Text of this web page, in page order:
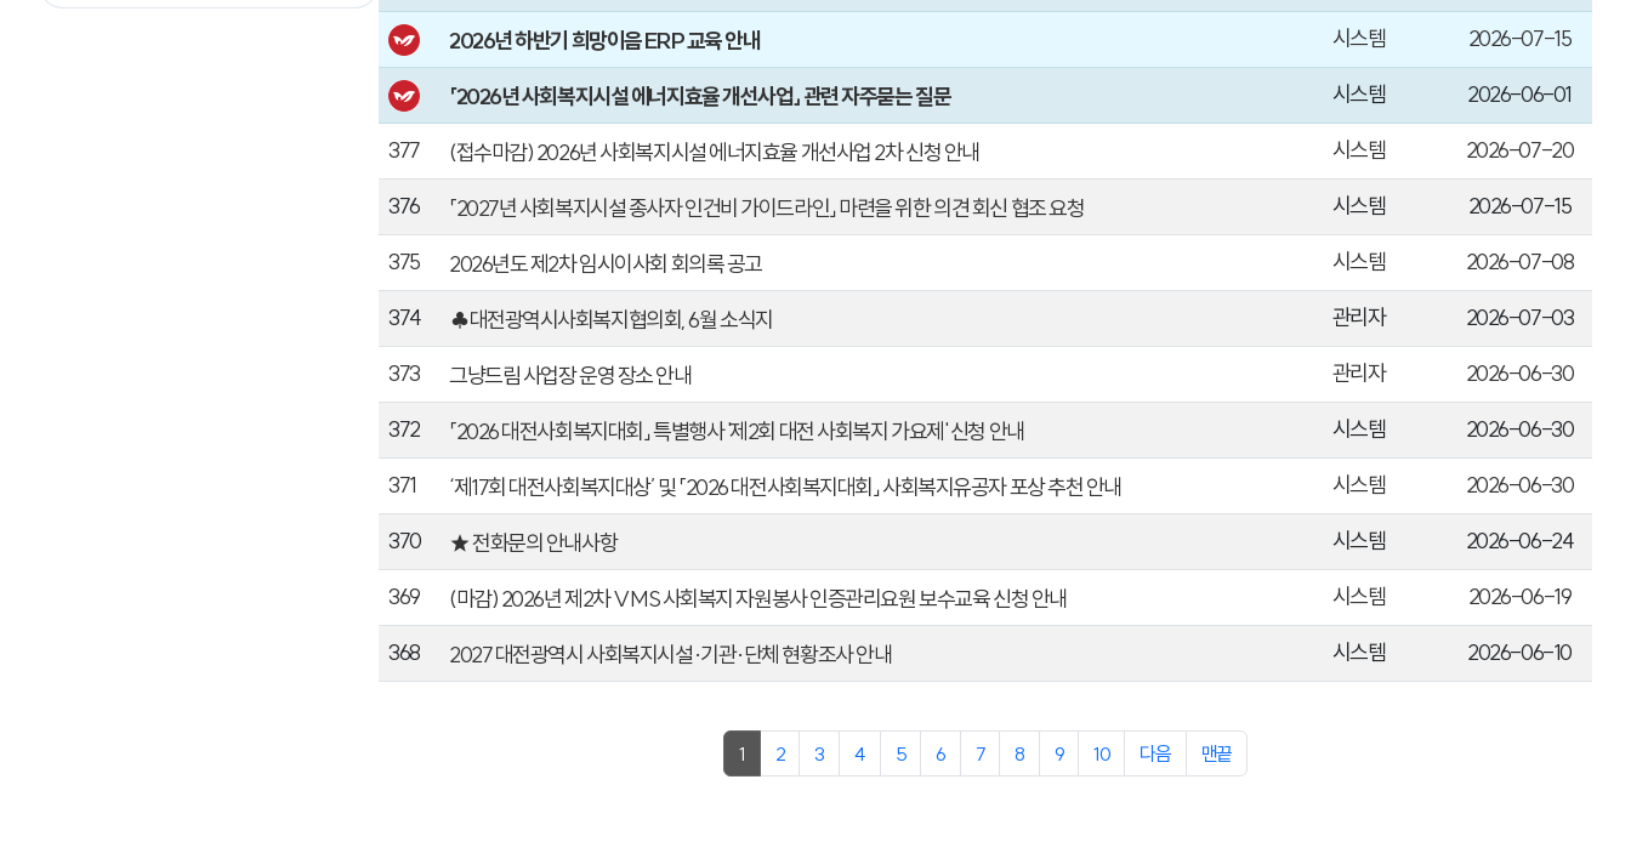
2026년 하반기 희망이음 ERP 교육 안내 시스템 2026-07-15
「2026년 사회복지시설 에너지효율 개선사업」 관련 자주묻는 질문 시스템
2026-06-01
377
(접수마감) 2026년 사회복지시설 에너지효율 개선사업 2차 신청 안내 시스템
2026-07-20
376
「2027년 사회복지시설 종사자 인건비 가이드라인」 마련을 위한 의견 회신 협조 요청 시스템
2026-07-15
375
2026년도 제2차 임시이사회 회의록 공고 시스템
2026-07-08
374
♣대전광역시사회복지협의회, 6월 소식지 관리자
2026-07-03
373
그냥드림 사업장 운영 장소 안내 관리자
2026-06-30
372
「2026 대전사회복지대회」 특별행사 '제2회 대전 사회복지 가요제' 신청 안내 시스템
2026-06-30
371
‘제17회 대전사회복지대상’ 및 「2026 대전사회복지대회」 사회복지유공자 포상 추천 안내 시스템
2026-06-30
370
★ 전화문의 안내사항 시스템
2026-06-24
369
(마감) 2026년 제2차 VMS 사회복지 자원봉사 인증관리요원 보수교육 신청 안내 시스템
2026-06-19
368
2027 대전광역시 사회복지시설·기관·단체 현황조사 안내 시스템 2026-06-10
1 2 3 4 5 6 7 8 9 10 다음 맨끝